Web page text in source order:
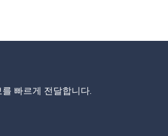
빠르게 전달합니다.